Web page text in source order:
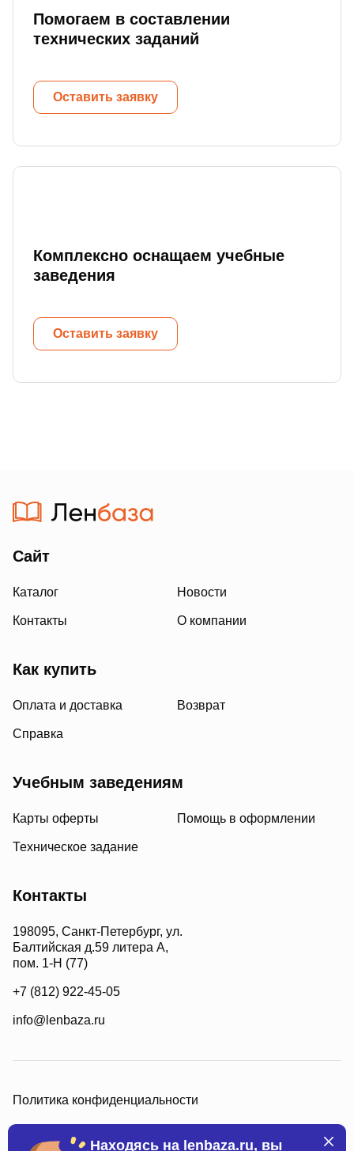
Помогаем в составлении
технических заданий
Оставить заявку
Комплексно оснащаем учебные
заведения
Оставить заявку
Сайт
Каталог Новости
Контакты О компании
Как купить
Оплата и доставка Возврат
Справка
Учебным заведениям
Карты оферты Помощь в оформлении
Техническое задание
Контакты
198095, Санкт-Петербург, ул.
Балтийская д.59 литера А,
пом. 1-Н (77)
+7 (812) 922-45-05
info@lenbaza.ru
Политика конфиденциальности
Находясь на lenbaza.ru, вы